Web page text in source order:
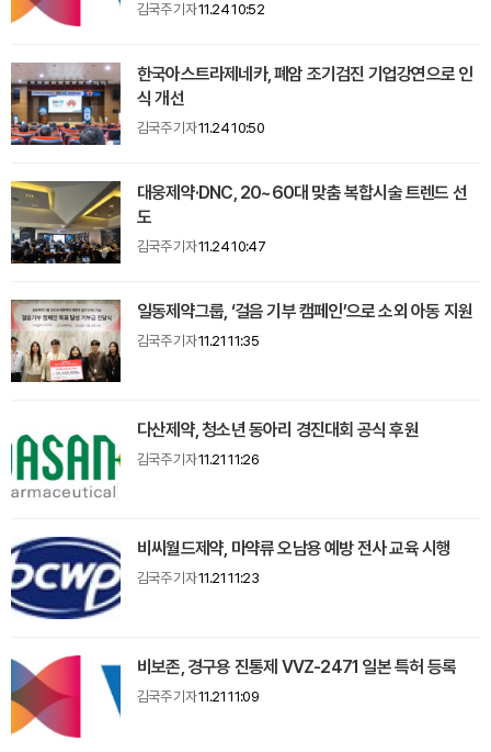
김국주 기자11.24 10:52
한국아스트라제네카, 폐암 조기검진 기업강연으로 인
식 개선
김국주 기자11.24 10:50
대웅제약·DNC, 20~60대 맞춤 복합시술 트렌드 선
도
김국주 기자11.24 10:47
일동제약그룹, ‘걸음 기부 캠페인’으로 소외 아동 지원
김국주 기자11.21 11:35
다산제약, 청소년 동아리 경진대회 공식 후원
김국주 기자11.21 11:26
비씨월드제약, 마약류 오남용 예방 전사 교육 시행
김국주 기자11.21 11:23
비보존, 경구용 진통제 VVZ-2471 일본 특허 등록
김국주 기자11.21 11:09